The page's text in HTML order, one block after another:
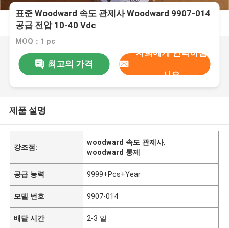
표준 Woodward 속도 관제사 Woodward 9907-014
공급 전압 10-40 Vdc
MOQ：1 pc
최고의 가격
저희에게 연락하십
시오
제품 설명
강조점:
woodward 속도 관제사,
woodward 통제
공급 능력 9999+Pcs+Year
모델 번호 9907-014
배달 시간 2-3 일